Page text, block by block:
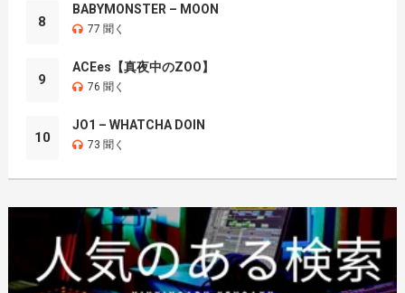
8
BABYMONSTER – MOON
77 聞く
9
ACEes【真夜中のZOO】
76 聞く
10
JO1 – WHATCHA DOIN
73 聞く